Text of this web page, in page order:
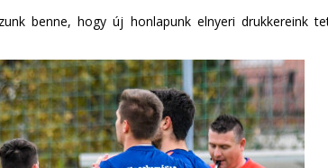
benne, hogy új honlapunk elnyeri drukkereink